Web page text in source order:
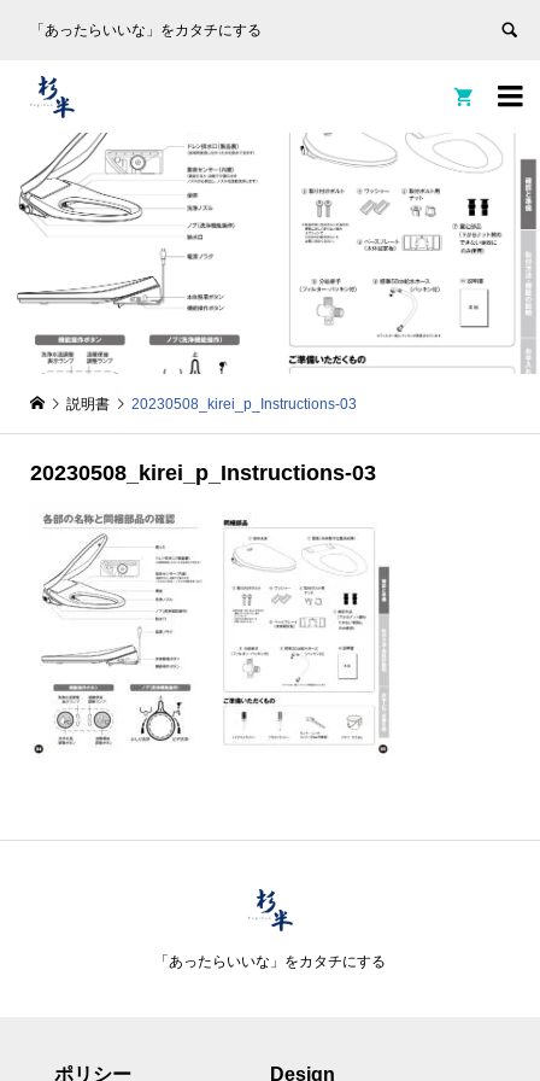
「あったらいいな」をカタチにする


説明書 20230508_kirei_p_Instructions-03
20230508_kirei_p_Instructions-03
「あったらいいな」をカタチにする
ポリシー Design